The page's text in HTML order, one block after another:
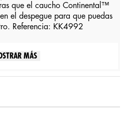
que el caucho Continental™
el despegue para que puedas
Referencia: KK4992
MÁS